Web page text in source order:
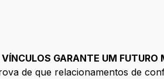
GARANTE UM FUTURO
de que relacionamentos de